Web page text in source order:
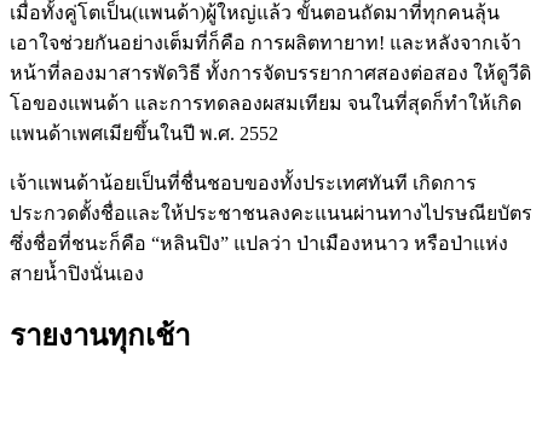
เมื่อทั้งคู่โตเป็น(แพนด้า)ผู้ใหญ่แล้ว ขั้นตอนถัดมาที่ทุกคนลุ้น
เอาใจช่วยกันอย่างเต็มที่ก็คือ การผลิตทายาท! และหลังจากเจ้า
หน้าที่ลองมาสารพัดวิธี ทั้งการจัดบรรยากาศสองต่อสอง ให้ดูวีดิ
โอของแพนด้า และการทดลองผสมเทียม จนในที่สุดก็ทำให้เกิด
แพนด้าเพศเมียขึ้นในปี พ.ศ. 2552
เจ้าแพนด้าน้อยเป็นที่ชื่นชอบของทั้งประเทศทันที เกิดการ
ประกวดตั้งชื่อและให้ประชาชนลงคะแนนผ่านทางไปรษณียบัตร
ซึ่งชื่อที่ชนะก็คือ “หลินปิง” แปลว่า ป่าเมืองหนาว หรือป่าแห่ง
สายน้ำปิงนั่นเอง
รายงานทุกเช้า